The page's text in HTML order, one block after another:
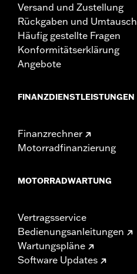
Versand und Zustellung
Rückgaben und Umtausch
Häufig gestellte Fragen
Konformitätserklärung
Angebote
FINANZDIENSTLEISTUNGEN
Finanzrechner
Motorradfinanzierung
MOTORRADWARTUNG
Vertragsservice
Bedienungsanleitungen
Wartungspläne
Software Updates